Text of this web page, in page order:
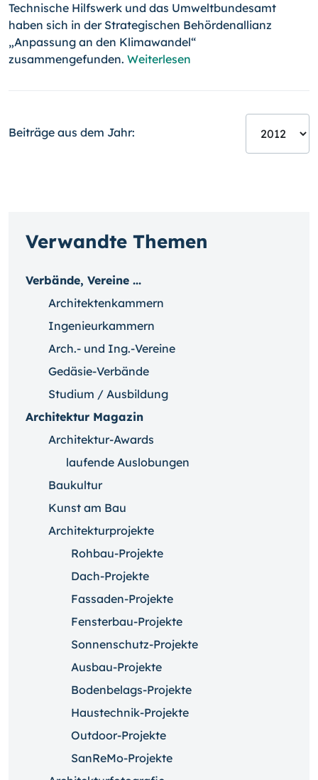
Technische Hilfswerk und das Umweltbundesamt
haben sich in der Strategischen Behördenallianz
„Anpassung an den Klimawandel“
zusammengefunden. Weiterlesen
Beiträge aus dem Jahr:
Verwandte Themen
Verbände, Vereine ...
Architektenkammern
Ingenieurkammern
Arch.- und Ing.-Vereine
Gedäsie-Verbände
Studium / Ausbildung
Architektur Magazin
Architektur-Awards
laufende Auslobungen
Baukultur
Kunst am Bau
Architekturprojekte
Rohbau-Projekte
Dach-Projekte
Fassaden-Projekte
Fensterbau-Projekte
Sonnenschutz-Projekte
Ausbau-Projekte
Bodenbelags-Projekte
Haustechnik-Projekte
Outdoor-Projekte
SanReMo-Projekte